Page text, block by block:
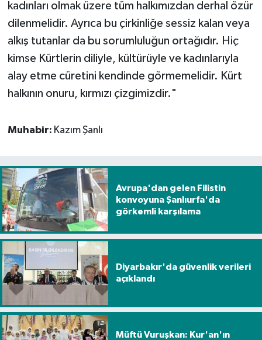
kadınları olmak üzere tüm halkımızdan derhal özür
dilenmelidir. Ayrıca bu çirkinliğe sessiz kalan veya
alkış tutanlar da bu sorumluluğun ortağıdır. Hiç
kimse Kürtlerin diliyle, kültürüyle ve kadınlarıyla
alay etme cüretini kendinde görmemelidir. Kürt
halkının onuru, kırmızı çizgimizdir."
Muhabir: Kazım Şanlı
Avrupa'dan gelen Filistin
konvoyuna Şanlıurfa'da
görkemli karşılama
Diyarbakır'da güvenlik verileri
açıklandı
Müftü Vuruşkan: Kur'an'ın